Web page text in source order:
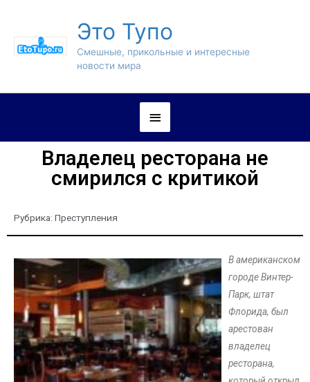
Это Тупо
Смешные, прикольные и интересные
новости мира
Владелец ресторана не
смирился с критикой
Рубрика: Преступления
В американском
городе Винтер-
Парк, штат
Флорида, был
арестован
владелец
ресторана,